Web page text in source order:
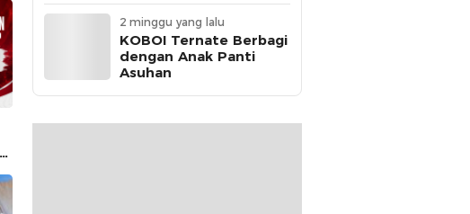
2 minggu yang lalu
KOBOI Ternate Berbagi
dengan Anak Panti
Asuhan